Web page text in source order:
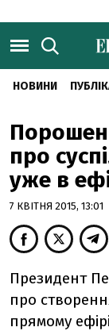
НОВИНИ
про
уже в
7 КВІТНЯ 2015, 13:01
Президент
про
прямому